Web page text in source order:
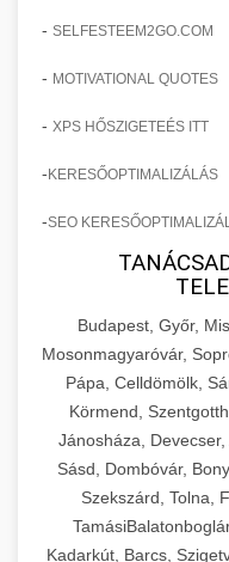
- SELFESTEEM2GO.COM
- MOTIVATIONAL QUOTES
- XPS HŐSZIGETEÉS ITT
- KERESŐOPTIMALIZÁLÁS
-SEO
Budapest, Győr,
Mosonmagyaróvár,
Pápa, Celldömölk,
Körmend,
Jánosháza,
Sásd, Dombóvár,
Szekszárd, Tolna,
Kadarkút, Barcs,